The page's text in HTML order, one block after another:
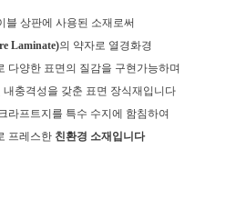
블 상판에 사용된 소재로써
Laminate)의 약자로 열경화경
다양한 표면의 질감을 구현가능하며
내충격성을 갖춘 표면 장식재입니다
라프트지를 특수 수지에 함침하여
프레스한 친환경 소재입니다